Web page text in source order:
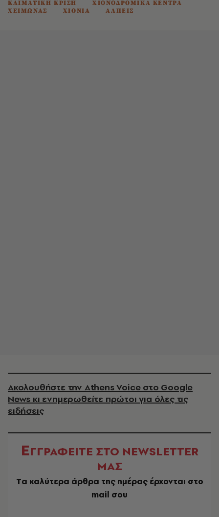
ΚΛΙΜΑΤΙΚΗ ΚΡΙΣΗ
ΧΙΟΝΟΔΡΟΜΙΚΑ ΚΕΝΤΡΑ
ΧΕΙΜΩΝΑΣ
ΧΙΟΝΙΑ ΑΛΠΕΙΣ
Ακολουθήστε την Athens Voice στο Google
News κι ενημερωθείτε πρώτοι για όλες τις
ειδήσεις
ΕΓΓΡΑΦΕΙΤΕ ΣΤΟ NEWSLETTER
ΜΑΣ
Tα καλύτερα άρθρα της ημέρας έρχονται στο
mail σου